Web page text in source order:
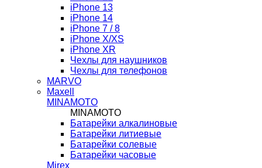
iPhone 13
iPhone 14
iPhone 7 / 8
iPhone X/XS
iPhone XR
Чехлы для наушников
Чехлы для телефонов
MARVO
Maxell
MINAMOTO
MINAMOTO
Батарейки алкалиновые
Батарейки литиевые
Батарейки солевые
Батарейки часовые
Mirex